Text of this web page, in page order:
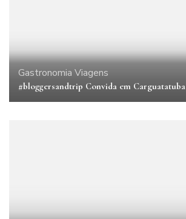
Gastronomia Viagens
#bloggersandtrip Convida em Carguatatuba